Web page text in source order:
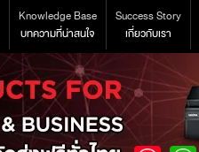
Knowledge Base
บทความที่น่าสนใจ
Success Story
เกี่ยวกับเรา